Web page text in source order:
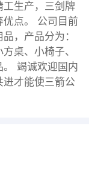
工生产，三剑牌
点。 公司目前
，产品分为：
桌、小椅子、
竭诚欢迎国内
才能使三箭公